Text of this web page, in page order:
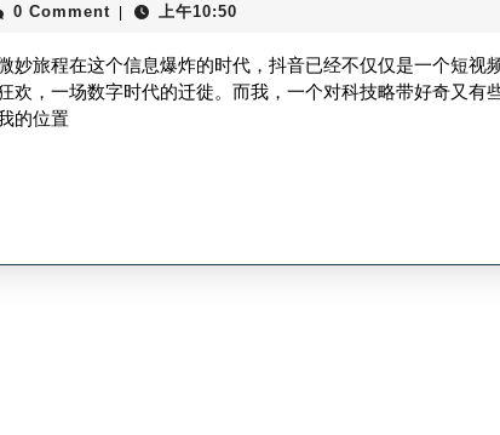
怎
么
下
0 Comment 上午10:50
妙旅程在这个信息爆炸的时代，抖音已经不仅仅是一个短视
欢，一场数字时代的迁徙。而我，一个对科技略带好奇又有
的位置